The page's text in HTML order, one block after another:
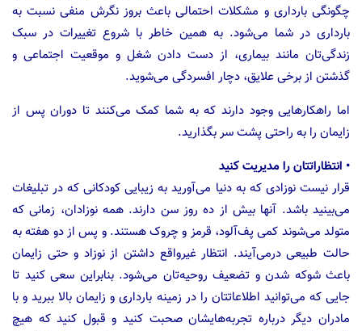
چگونگی بارداری و مشکلات احتمالی باعث بروز نگرش منفی نسبت به
بارداری در شما می‌شود. به همین خاطر با شروع تغییرات در سبک
زندگی‌تان مانند بیماری، از دست دادن شغل و موقعیت اجتماعی و
گذشتن از برخی علایق، دچار افسردگی می‌شوید.
اما راهکارهایی وجود دارند که به شما کمک می‌کنند تا دوران پس از
زایمان را به راحتی پشت سر بگذارید.
• انتظاراتتان را مدیریت کنید
قرار نیست نوزادی که به دنیا می‌آورید به زیبایی کودکانی که در تبلیغات
می‌بینید باشد. آنها بیش از ده روز سن دارند. همه نوزادان، زمانی که
متولد می‌شوند کمی پف‌آلود، قرمز و چروک هستند. و پس از دو هفته به
حالت طبیعی درمی‌آیند. انتظار غیرواقع داشتن از نوزاد و حتی زایمان
باعث شوکه شدن و تضعیف روحیه‌تان می‌شود. بنابراین سعی کنید تا
جایی که می‌توانید اطلاعاتتان را در زمینه بارداری و زایمان بالا ببرید و با
مادران دیگر درباره تجربه‌هایشان صحبت کنید و قبول کنید که هیچ